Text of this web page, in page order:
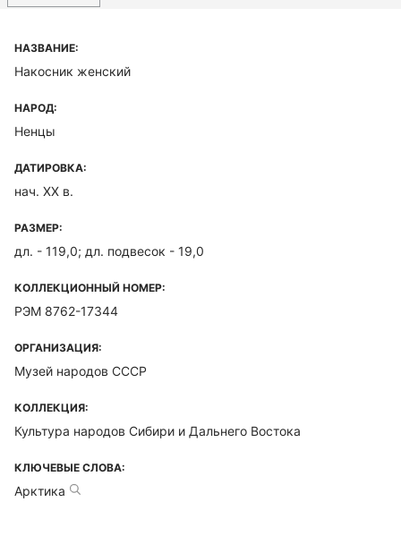
НАЗВАНИЕ:
Накосник женский
НАРОД:
Ненцы
ДАТИРОВКА:
нач. ХХ в.
РАЗМЕР:
дл. - 119,0; дл. подвесок - 19,0
КОЛЛЕКЦИОННЫЙ НОМЕР:
РЭМ 8762-17344
ОРГАНИЗАЦИЯ:
Музей народов СССР
КОЛЛЕКЦИЯ:
Культура народов Сибири и Дальнего Востока
КЛЮЧЕВЫЕ СЛОВА:
Арктика